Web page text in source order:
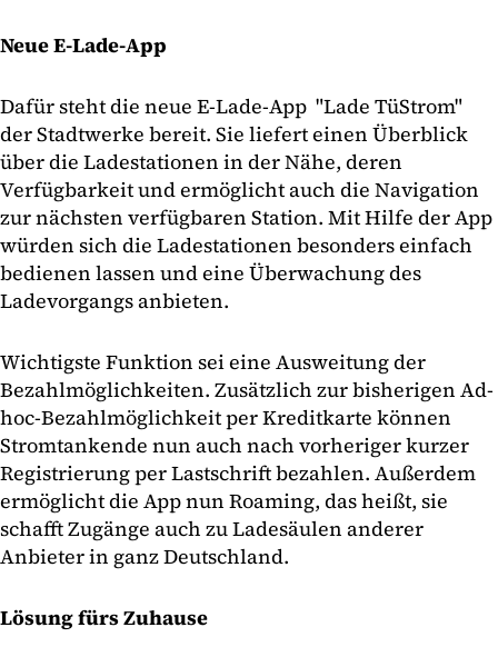
Neue E-Lade-App
Dafür steht die neue E-Lade-App "Lade TüStrom"
der Stadtwerke bereit. Sie liefert einen Überblick
über die Ladestationen in der Nähe, deren
Verfügbarkeit und ermöglicht auch die Navigation
zur nächsten verfügbaren Station. Mit Hilfe der App
würden sich die Ladestationen besonders einfach
bedienen lassen und eine Überwachung des
Ladevorgangs anbieten.
Wichtigste Funktion sei eine Ausweitung der
Bezahlmöglichkeiten. Zusätzlich zur bisherigen Ad-
hoc-Bezahlmöglichkeit per Kreditkarte können
Stromtankende nun auch nach vorheriger kurzer
Registrierung per Lastschrift bezahlen. Außerdem
ermöglicht die App nun Roaming, das heißt, sie
schafft Zugänge auch zu Ladesäulen anderer
Anbieter in ganz Deutschland.
Lösung fürs Zuhause